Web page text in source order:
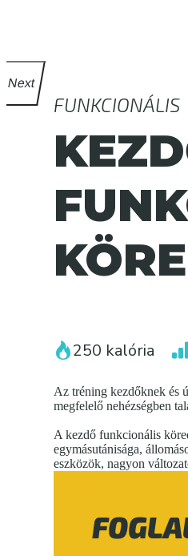
Next
FUNKCIONÁLIS
250 kalória
Az tréning kezdőknek és
megfelelő nehézségben
A kezdő funkcionális
egymásutánisága,
eszközök, nagyon